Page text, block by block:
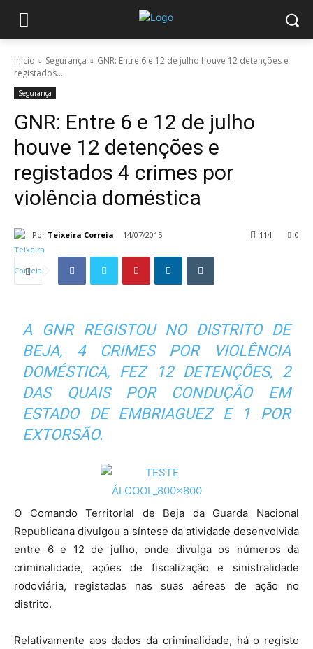
Início Segurança
GNR: Entre 6 e 12 de julho houve 12 detenções e
registados...
Segurança
GNR: Entre 6 e 12 de julho
houve 12 detenções e
registados 4 crimes por
violência doméstica
Por Teixeira Correia 14/07/2015 0
114
A GNR REGISTOU NO DISTRITO DE
BEJA, 4 CRIMES POR VIOLÊNCIA
DOMÉSTICA, FEZ 12 DETENÇÕES, 2
DAS QUAIS POR CONDUÇÃO EM
ESTADO DE EMBRIAGUEZ E 1 POR
EXTORSÃO.
O Comando Territorial de Beja da Guarda Nacional
Republicana divulgou a síntese da atividade desenvolvida
entre 6 e 12 de julho, onde divulga os números da
criminalidade, ações de fiscalização e sinistralidade
rodoviária, registadas nas suas aéreas de ação no
distrito.
Relativamente aos dados da criminalidade, há o registo